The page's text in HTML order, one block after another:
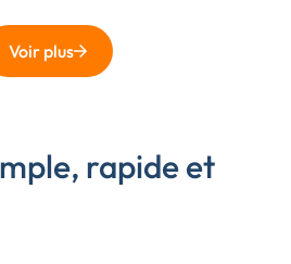
Voir plus
rapide et